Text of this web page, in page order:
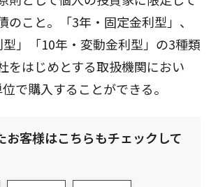
のこと。「3年・固定金利型」、
型」「10年・変動金利型」の3種類
をはじめとする取扱機関におい
で購入することができる。
お客様はこちらもチェックして